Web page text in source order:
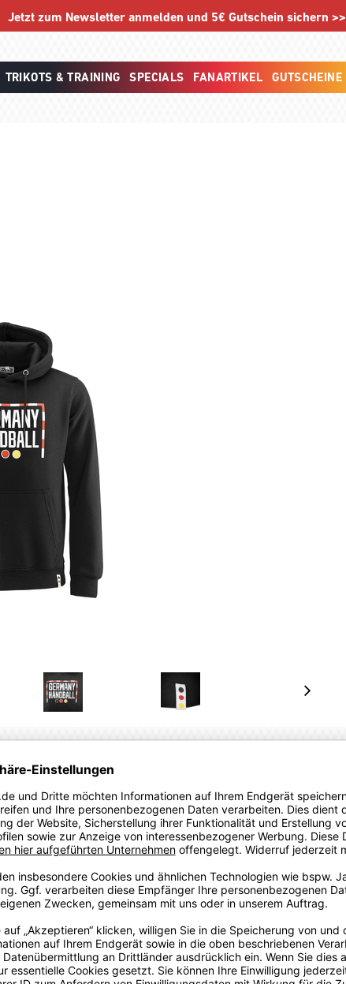
Jetzt zum Newsletter anmelden und 5€ Gutschein sichern >>
TRIKOTS & TRAINING SPECIALS FANARTIKEL GUTSCHEINE